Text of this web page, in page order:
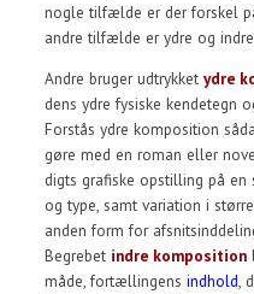
nogle tilfælde er der forskel
andre tilfælde er ydre og
Andre bruger udtrykketydre
dens ydre fysiske kendetegn
Forstås ydre komposition
gøre med en roman eller
digts grafiske opstilling på en
og type, samt variation i
anden form for
Begrebet indre komposition
måde, fortællingensindhold,